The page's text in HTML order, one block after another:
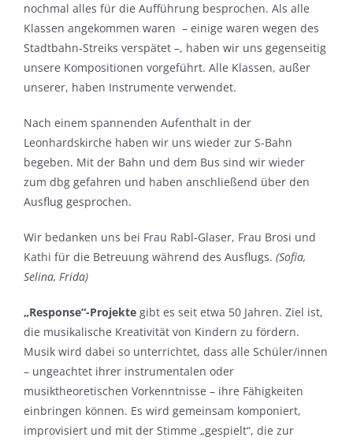
nochmal alles für die Aufführung besprochen. Als alle
Klassen angekommen waren – einige waren wegen des
Stadtbahn-Streiks verspätet –, haben wir uns gegenseitig
unsere Kompositionen vorgeführt. Alle Klassen, außer
unserer, haben Instrumente verwendet.
Nach einem spannenden Aufenthalt in der
Leonhardskirche haben wir uns wieder zur S-Bahn
begeben. Mit der Bahn und dem Bus sind wir wieder
zum dbg gefahren und haben anschließend über den
Ausflug gesprochen.
Wir bedanken uns bei Frau Rabl-Glaser, Frau Brosi und
Kathi für die Betreuung während des Ausflugs. (Sofia,
Selina, Frida)
„Response“-Projektegibt es seit etwa 50 Jahren. Ziel ist,
die musikalische Kreativität von Kindern zu fördern.
Musik wird dabei so unterrichtet, dass alle Schüler/innen
– ungeachtet ihrer instrumentalen oder
musiktheoretischen Vorkenntnisse – ihre Fähigkeiten
einbringen können. Es wird gemeinsam komponiert,
improvisiert und mit der Stimme „gespielt“, die zur